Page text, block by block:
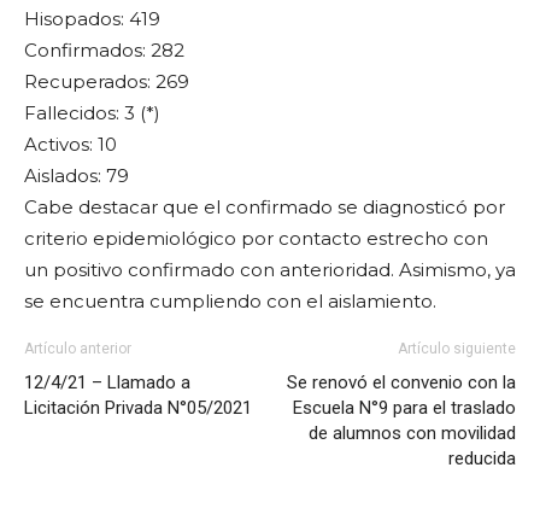
Hisopados: 419
Confirmados: 282
Recuperados: 269
Fallecidos: 3 (*)
Activos: 10
Aislados: 79
Cabe destacar que el confirmado se diagnosticó por
criterio epidemiológico por contacto estrecho con
un positivo confirmado con anterioridad. Asimismo, ya
se encuentra cumpliendo con el aislamiento.
Artículo anterior
12/4/21 – Llamado a
Licitación Privada N°05/2021
Artículo siguiente
Se renovó el convenio con la
Escuela N°9 para el traslado
de alumnos con movilidad
reducida